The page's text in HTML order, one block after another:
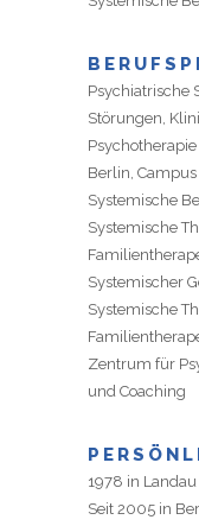
Psychiatrische
Störungen,
Berlin,
Systemische
Systemische
Systemischer
Systemische
Zentrum für
und Coaching
1978 in
Seit 2005 in